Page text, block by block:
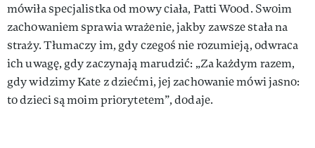
mówiła specjalistka od mowy ciała, Patti Wood. Swoim
zachowaniem sprawia wrażenie, jakby zawsze stała na
straży. Tłumaczy im, gdy czegoś nie rozumieją, odwraca
ich uwagę, gdy zaczynają marudzić: „Za każdym razem,
gdy widzimy Kate z dziećmi, jej zachowanie mówi jasno:
to dzieci są moim priorytetem”, dodaje.